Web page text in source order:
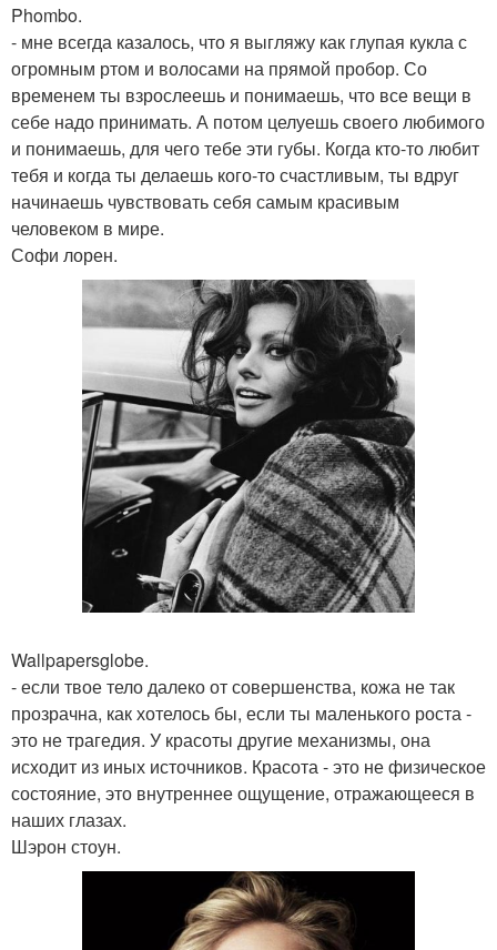
Phombo.
- мне всегда казалось, что я выгляжу как глупая кукла с
огромным ртом и волосами на прямой пробор. Со
временем ты взрослеешь и понимаешь, что все вещи в
себе надо принимать. А потом целуешь своего любимого
и понимаешь, для чего тебе эти губы. Когда кто-то любит
тебя и когда ты делаешь кого-то счастливым, ты вдруг
начинаешь чувствовать себя самым красивым
человеком в мире.
Софи лорен.
Wallpapersglobe.
- если твое тело далеко от совершенства, кожа не так
прозрачна, как хотелось бы, если ты маленького роста -
это не трагедия. У красоты другие механизмы, она
исходит из иных источников. Красота - это не физическое
состояние, это внутреннее ощущение, отражающееся в
наших глазах.
Шэрон стоун.